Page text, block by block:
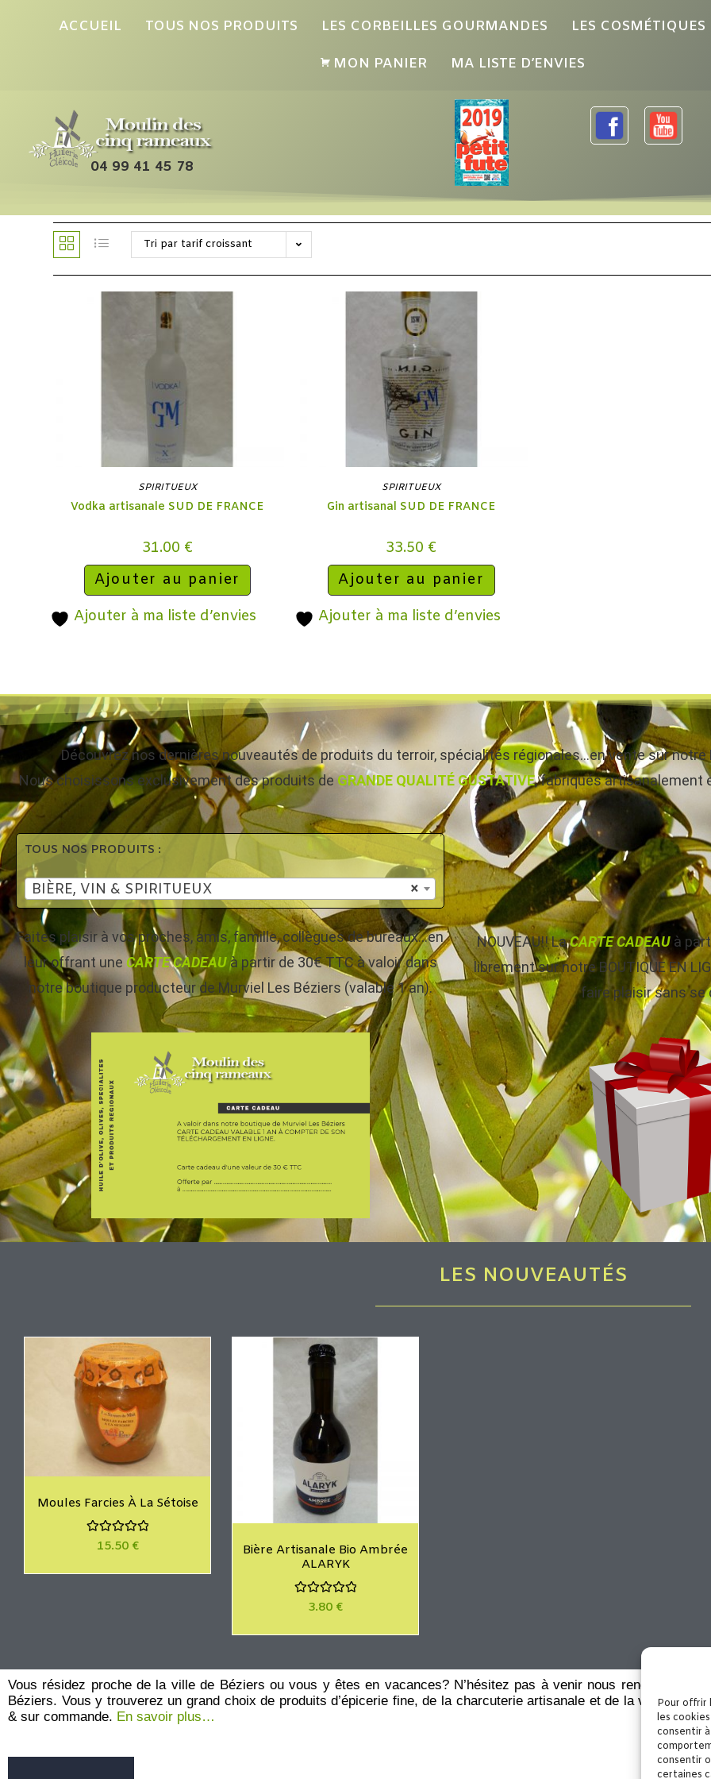
Pour offrir
les
consentir
consentir
certaines
ACCUEIL TOUS NOS PRODUITS LES CORBEILLES GOURMANDES LES COSMÉTIQUES
MON PANIER MA LISTE D’ENVIES
04 99 41 45 78
Tri par tarif croissant
SPIRITUEUX
Vodka artisanale SUD DE FRANCE
31.00 €
Ajouter au panier
Ajouter à ma liste d’envies
SPIRITUEUX
Gin artisanal SUD DE FRANCE
33.50 €
Ajouter au panier
Ajouter à ma liste d’envies
Découvrez nos dernières nouveautés de produits du terroir, spécialités régionales…en vente sur notre
Nous choisissons exclusivement des produits deGRANDE QUALITÉ GUSTATIVE, fabriqués artisanalement
TOUS NOS PRODUITS :
×
BIÈRE, VIN & SPIRITUEUX
Faites plaisir à vos proches, amis, famille, collègues de bureaux…en
leur offrant une CARTE CADEAU à partir de 30€ TTC à valoir dans
notre boutique producteur de Murviel Les Béziers (valable 1 an).
NOUVEAU!! LaCARTE CADEAU à
librement sur notre BOUTIQUE EN
faire plaisir sans se
LES NOUVEAUTÉS
Moules Farcies À La Sétoise
e
15.50 €
Bière Artisanale Bio Ambrée
ALARYK
e
u
r
5
3.80 €
Vous résidez proche de la ville de Béziers ou vous y êtes en vacances? N’hésitez pas à venir nous rencontrer
Béziers. Vous y trouverez un grand choix de produits d’épicerie fine, de la charcuterie artisanale et de la viande
& sur commande. En savoir plus…